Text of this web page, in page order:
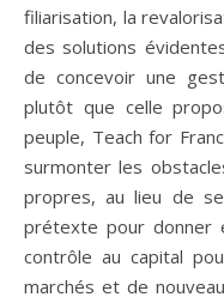
filiarisation, la
des solutions
de concevoir une
plutôt que celle
peuple, Teach for
surmonter les
propres, au lieu de
prétexte pour donner
contrôle au capital
marchés et de